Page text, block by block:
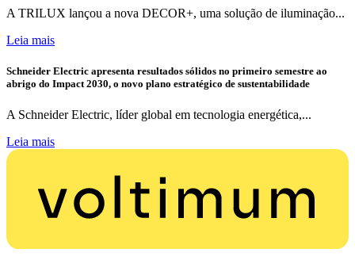
A TRILUX lançou a nova DECOR+, uma solução de iluminação...
Leia mais
Schneider Electric apresenta resultados sólidos no primeiro semestre ao
abrigo do Impact 2030, o novo plano estratégico de sustentabilidade
A Schneider Electric, líder global em tecnologia energética,...
Leia mais